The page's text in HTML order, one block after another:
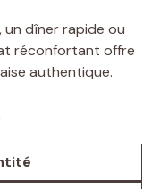
un dîner rapide ou
réconfortant offre
authentique.